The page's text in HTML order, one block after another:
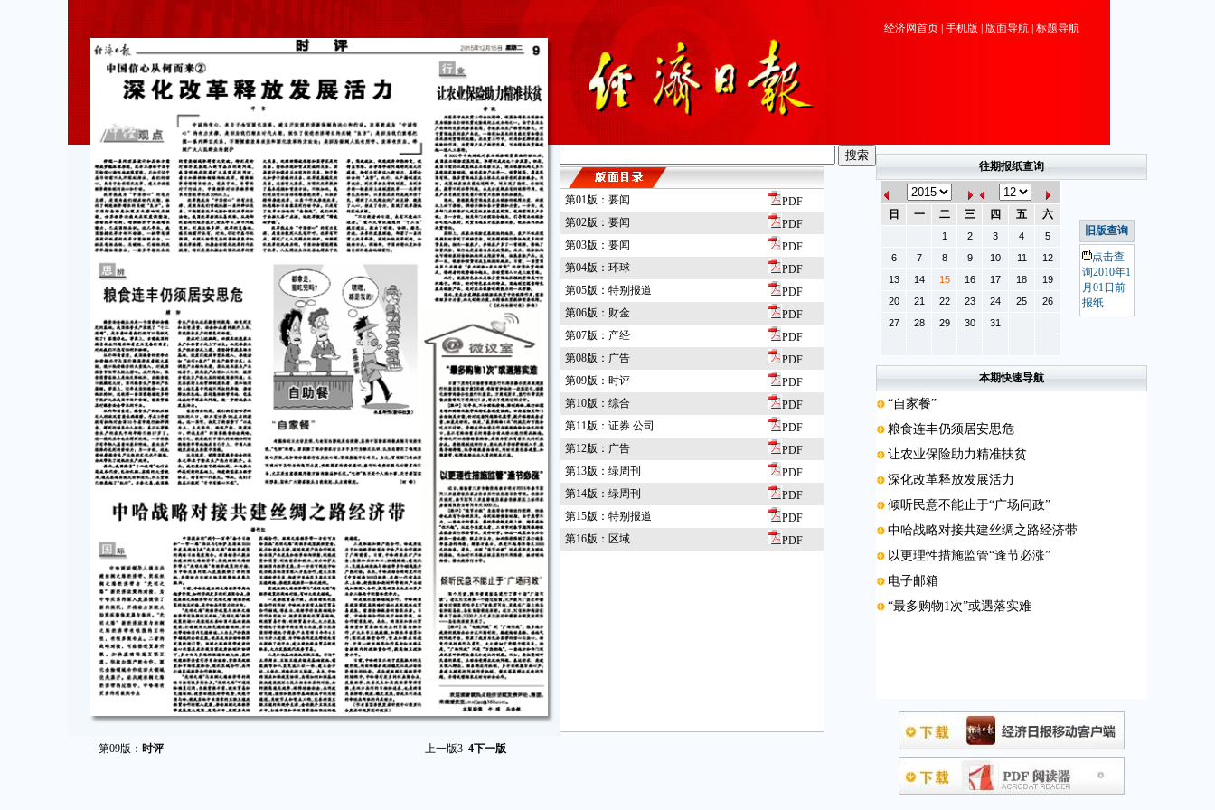
第09版： 时评 上一版3 4下一版
经济网首页 手机版 版面导航 标题导航
第01版：要闻
PDF
第02版：要闻
PDF
第03版：要闻
PDF
第04版：环球
PDF
第05版：特别报道
PDF
第06版：财金
PDF
第07版：产经
PDF
第08版：广告
PDF
第09版：时评
PDF
第10版：综合
PDF
第11版：证券 公司
PDF
第12版：广告
PDF
第13版：绿周刊
PDF
第14版：绿周刊
PDF
第15版：特别报道
PDF
第16版：区域
PDF
往期报纸查询
日 一 二 三 四 五 六
1 2 3 4
5
6
7 8 9 10 11
12
13
14 15 16 17 18
19
20
21 22 23 24 25
26
27
28 29 30 31
旧版查询
点击查
询2010年1
月01日前
报纸
本期快速导航
“自家餐”
粮食连丰仍须居安思危
让农业保险助力精准扶贫
深化改革释放发展活力
倾听民意不能止于“广场问政”
中哈战略对接共建丝绸之路经济带
以更理性措施监管“逢节必涨”
电子邮箱
“最多购物1次”或遇落实难